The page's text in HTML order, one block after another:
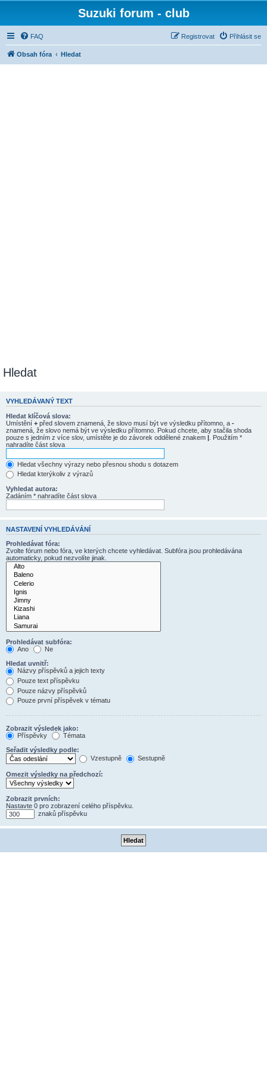
Suzuki forum - club
FAQ Přihlásit se
Registrovat
Obsah fóra Hledat
Hledat
VYHLEDÁVANÝ TEXT
Hledat klíčová slova:
Umístění + před slovem znamená, že slovo musí být ve výsledku přítomno, a -
znamená, že slovo nemá být ve výsledku přítomno. Pokud chcete, aby stačila shoda
pouze s jedním z více slov, umístěte je do závorek oddělené znakem | . Použitím *
nahradíte část slova
Hledat všechny výrazy nebo přesnou shodu s dotazem
Hledat kterýkoliv z výrazů
Vyhledat autora:
Zadáním * nahradíte část slova
NASTAVENÍ VYHLEDÁVÁNÍ
Prohledávat fóra:
Zvolte fórum nebo fóra, ve kterých chcete vyhledávat. Subfóra jsou prohledávána
automaticky, pokud nezvolíte jinak.
Prohledávat subfóra:
Ano
Ne
Hledat uvnitř:
Názvy příspěvků a jejich texty
Pouze text příspěvku
Pouze názvy příspěvků
Pouze první příspěvek v tématu
Zobrazit výsledek jako:
Příspěvky
Témata
Seřadit výsledky podle:
Vzestupně
Sestupně
Omezit výsledky na předchozí:
Zobrazit prvních:
Nastavte 0 pro zobrazení celého příspěvku.
znaků příspěvku